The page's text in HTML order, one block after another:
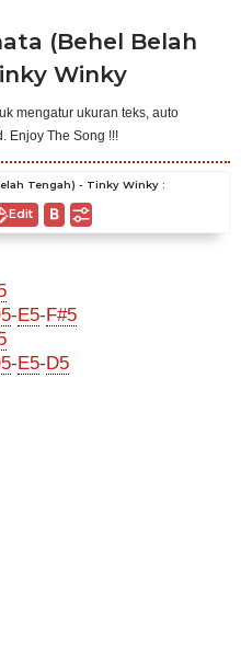
(Behel Belah
Winky
mengatur ukuran teks, auto
Enjoy The Song !!!
Tengah) - Tinky Winky :
Edit
-E5-F#5
-E5-D5